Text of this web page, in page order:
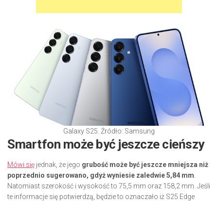
Galaxy S25. Źródło: Samsung
Smartfon może być jeszcze cieńszy
Mówi się jednak, że jego grubość może być jeszcze mniejsza niż
poprzednio sugerowano, gdyż wyniesie zaledwie 5,84 mm
Natomiast szerokość i wysokość to 75,5 mm oraz 158,2 mm. Jeśli
te informacje się potwierdzą, będzie to oznaczało iż S25 Edge